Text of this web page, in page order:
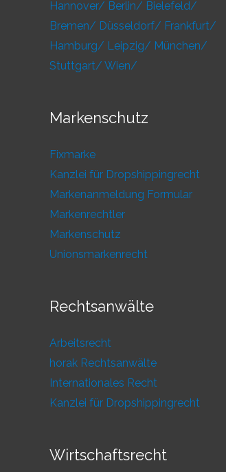
Hannover/ Berlin/ Bielefeld/
Bremen/ Düsseldorf/ Frankfurt/
Hamburg/ Leipzig/ München/
Stuttgart/ Wien/
Markenschutz
Fixmarke
Kanzlei für Dropshippingrecht
Markenanmeldung Formular
Markenrechtler
Markenschutz
Unionsmarkenrecht
Rechtsanwälte
Arbeitsrecht
horak Rechtsanwälte
Internationales Recht
Kanzlei für Dropshippingrecht
Wirtschaftsrecht